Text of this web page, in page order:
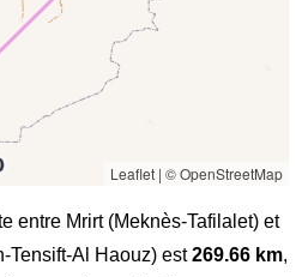
Leaflet| © OpenStreetMap
entre Mrirt (Meknès-Tafilalet) et
Tensift-Al Haouz) est269.66 km,